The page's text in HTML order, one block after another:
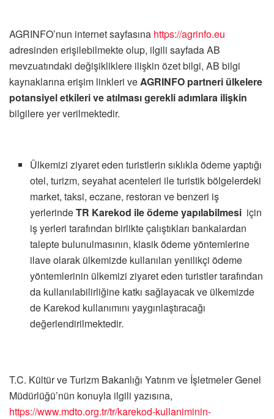
AGRINFO’nun internetsayfasına https://agrinfo.eu
adresinden erişilebilmekteolup, ilgili sayfada AB
mevzuatındaki değişikliklere ilişkin özet bilgi, AB bilgi
kaynaklarına erişim linkleri veAGRINFO partneri ülkelere
potansiyel etkileri veatılmasıgerekliadımlara ilişkin
bilgilere yer verilmektedir.
Ülkemizi ziyaret eden turistlerin sıklıkla ödeme yaptığı
otel, turizm, seyahat acenteleri ile turistik bölgelerdeki
market, taksi, eczane, restoran ve benzeri iş
yerlerindeTR Karekod ile ödeme yapılabilmesi için
iş yerleri tarafından birlikte çalıştıkları bankalardan
talepte bulunulmasının, klasik ödeme yöntemlerine
ilave olarak ülkemizde kullanılan yenilikçi ödeme
yöntemlerinin ülkemizi ziyaret eden turistler tarafından
da kullanılabilirliğine katkı sağlayacak ve ülkemizde
de Karekod kullanımını yaygınlaştıracağı
değerlendirilmektedir.
T.C. Kültür ve Turizm Bakanlığı Yatırım ve İşletmeler Genel
Müdürlüğü’nün konuyla ilgili yazısına,
https://www.mdto.org.tr/tr/karekod-kullaniminin-